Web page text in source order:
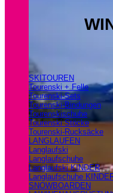
SKITOUREN
Tourenski + Felle
Tourenski-Sets
Tourenski-Bindungen
Tourenskischuhe
Tourenski Stöcke
Tourenski-Rucksäcke
LANGLAUFEN
Langlaufski
Langlaufschuhe
Langlaufski KINDER
Langlaufschuhe
SNOWBOARDEN